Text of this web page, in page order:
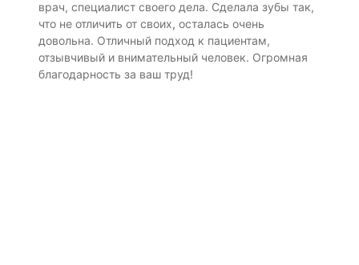
врач, специалист своего дела. Сделала зубы так,
что не отличить от своих, осталась очень
довольна. Отличный подход к пациентам,
отзывчивый и внимательный человек. Огромная
благодарность за ваш труд!